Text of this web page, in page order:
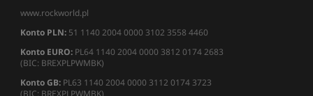
www.rockworld.pl
Konto PLN: 51 1140 2004 0000 3102 3558 4460
Konto EURO: PL64 1140 2004 0000 3812 0174 2683
(BIC: BREXPLPWMBK)
Konto GB: PL63 1140 2004 0000 3112 0174 3723
(BIC: BREXPLPWMBK)